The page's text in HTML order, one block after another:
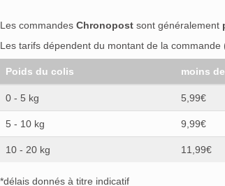
Les commandes Chronopost sont généralement
Les tarifs dépendent du montant de la
Poids du colis moins
0 - 5 kg 5,99€
5 - 10 kg 9,99€
10 - 20 kg 11,99€
*délais donnés à titre indicatif